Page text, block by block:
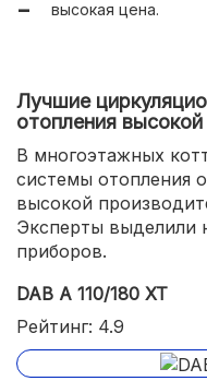
высокая цена.
Лучшие
отопления
В многоэтажных
системы отопления
высокой
Эксперты выделили
приборов.
DAB A 110/180 XT
Рейтинг: 4.9